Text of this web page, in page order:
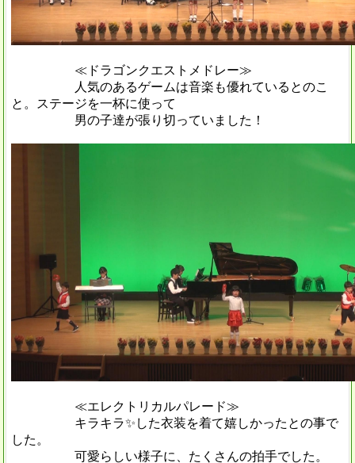
≪ドラゴンクエストメドレー≫
人気のあるゲームは音楽も優れているとのこ
と。ステージを一杯に使って
男の子達が張り切っていました！
≪エレクトリカルパレード≫
キラキラ✨した衣装を着て嬉しかったとの事で
した。
可愛らしい様子に、たくさんの拍手でした。